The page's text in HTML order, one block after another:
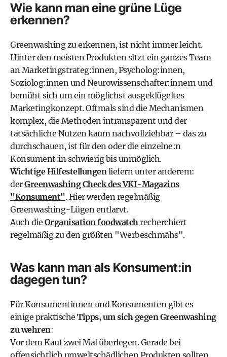
Wie kann man eine grüne Lüge
erkennen?
Greenwashing zu erkennen, ist nicht immer leicht.
Hinter den meisten Produkten sitzt ein ganzes Team
an Marketingstrateg:innen, Psycholog:innen,
Soziolog:innen und Neurowissenschafter:innern und
bemüht sich um ein möglichst ausgeklügeltes
Marketingkonzept. Oftmals sind die Mechanismen
komplex, die Methoden intransparent und der
tatsächliche Nutzen kaum nachvollziehbar – das zu
durchschauen, ist für den oder die einzelne:n
Konsument:in schwierig bis unmöglich.
Wichtige Hilfestellungenliefern unter anderem:
derGreenwashing Check des VKI-Magazins
"Konsument". Hier werden regelmäßig
Greenwashing-Lügen entlarvt.
Auch die Organisation foodwatchrecherchiert
regelmäßig zu den größten "Werbeschmähs".
Was kann man als Konsument:in
dagegen tun?
Für Konsumentinnen und Konsumenten gibt es
einige praktische Tipps, um sich gegen Greenwashing
zu wehren:
Vor dem Kauf zwei Mal überlegen. Gerade bei